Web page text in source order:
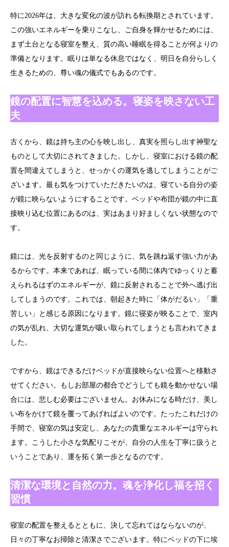
特に2026年は、大きな変化の波が訪れる転換期とされています。
この強いエネルギーを乗りこなし、ご自身を輝かせるためには、
まず土台となる寝室を整え、質の高い睡眠を得ることが何よりの
準備となります。眠りは単なる休息ではなく、明日を自分らしく
生きるための、尊い魂の儀式でもあるのです。
鏡の配置に智慧を込める。寝姿を映さない工
夫
古くから、鏡は持ち主の心を映し出し、真実を照らし出す神聖な
ものとして大切にされてきました。しかし、寝室における鏡の配
置を間違えてしまうと、せっかくの運気を逃してしまうことがご
ざいます。最も気をつけていただきたいのは、寝ている自分の姿
が鏡に映らないようにすることです。ベッドや布団が鏡の中に直
接映り込む位置にあるのは、実はあまり好ましくない状態なので
す。
鏡には、光を反射するのと同じように、気を跳ね返す強い力があ
るからです。本来であれば、眠っている間に体内でゆっくりと蓄
えられるはずのエネルギーが、鏡に反射されることで外へ逃げ出
してしまうのです。これでは、朝起きた時に「体がだるい」「重
苦しい」と感じる原因になります。鏡に寝姿が映ることで、室内
の気が乱れ、大切な運気が吸い取られてしまうとも言われてきま
した。
ですから、鏡はできるだけベッドが直接映らない位置へと移動さ
せてください。もしお部屋の都合でどうしても鏡を動かせない場
合には、悲しむ必要はございません。お休みになる時だけ、美し
い布をかけて鏡を覆ってあげればよいのです。たったこれだけの
手間で、寝室の気は安定し、あなたの貴重なエネルギーは守られ
ます。こうした小さな気配りこそが、自分の人生を丁寧に扱うと
いうことであり、運を拓く第一歩となるのです。
清潔な環境と自然の力。魂を浄化し福を招く
習慣
寝室の配置を整えるとともに、決して忘れてはならないのが、
日々の丁寧なお掃除と清潔さでございます。特にベッドの下に埃